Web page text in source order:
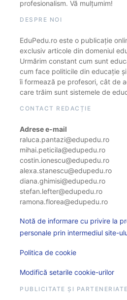
profesionalism. Vă mulțumim!
DESPRE NOI
EduPedu.ro este o publicație
exclusiv articole din domeniul
Urmărim constant cum sunt
cum face politicile din educație
îi formează pe profesori, cât de
care trăim sunt sistemele de
CONTACT REDACȚIE
Adrese e-mail
raluca.pantazi@edupedu.ro
mihai.peticila@edupedu.ro
costin.ionescu@edupedu.ro
alexa.stanescu@edupedu.ro
diana.ghimisi@edupedu.ro
stefan.lefter@edupedu.ro
ramona.florea@edupedu.ro
Notă de informare cu privire la
personale prin intermediul site-
Politica de cookie
Modifică setarile cookie-urilor
PUBLICITATE ȘI PARTENERIATE